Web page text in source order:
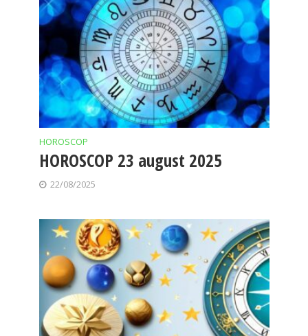
HOROSCOP
HOROSCOP 23 august 2025
22/08/2025